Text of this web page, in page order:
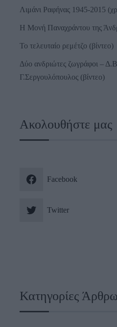
Λιμάνι Ραφήνας 1945-2015
Η Μονή Παναχράντου της
Το τελευταίο ρεμέτζο (βίντεο)
Δύο ανδριώτες ζωγράφοι –
Γ.Σεργουλόπουλος (βίντεο)
Ακολουθήστε μας
Facebook
Twitter
Κατηγορίες